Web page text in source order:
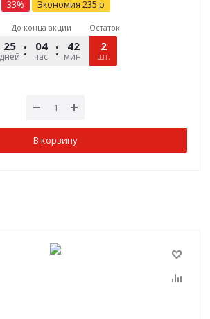
33% Экономия 235 р
До конца акции
25
дней
04
час.
42
мин.
09
сек.
Остаток
2
шт.
В корзину